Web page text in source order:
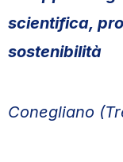
scientifica,
sostenibilità
Conegliano